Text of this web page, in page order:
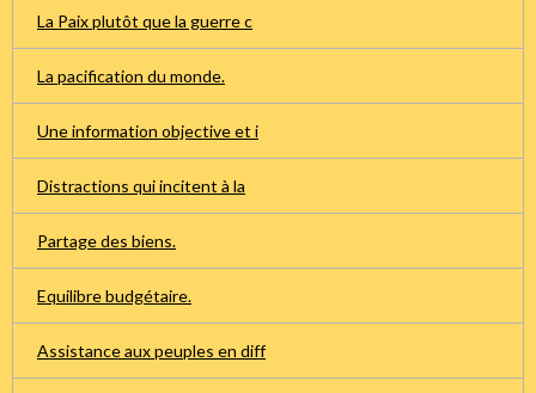
La Paix plutôt que la guerre c
La pacification du monde.
Une information objective et i
Distractions qui incitent à la
Partage des biens.
Equilibre budgétaire.
Assistance aux peuples en diff